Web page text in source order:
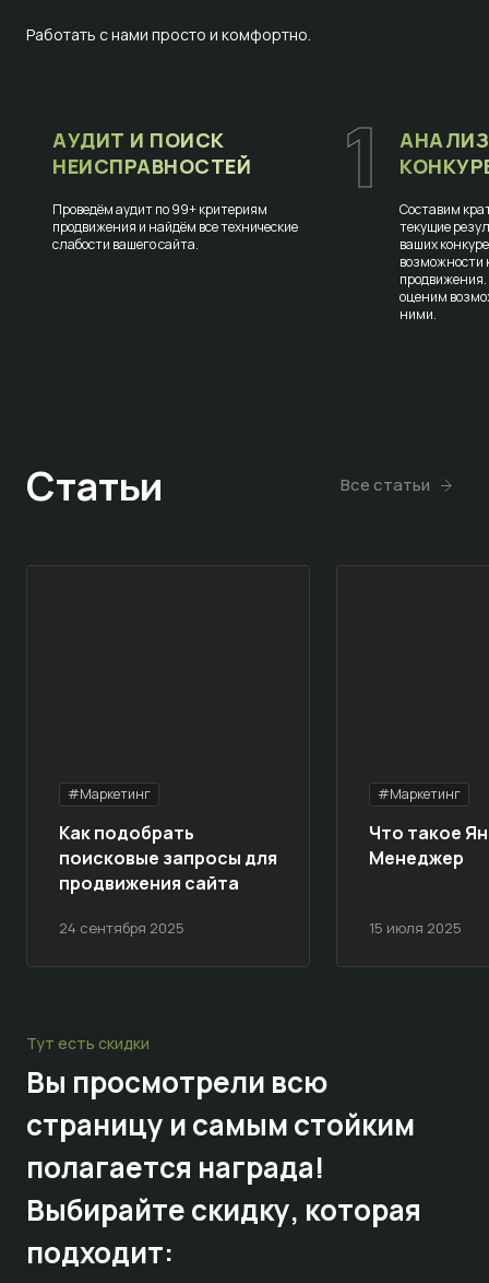
Работать с нами просто и комфортно.
1
АУДИТ И ПОИСК
НЕИСПРАВНОСТЕЙ
Проведём аудит по 99+ критериям
продвижения и найдём все технические
слабости вашего сайта.
Составим
текущие
ваших
возможности
оценим
ними.
Статьи Все статьи
#Маркетинг
24 сентября 2025
Как подобрать
поисковые запросы для
продвижения сайта
#Маркетинг
15 июля 2025
Что такое
Менеджер
Тут есть скидки
Вы просмотрели всю
страницу и самым стойким
полагается награда!
Выбирайтескидку, которая
подходит: